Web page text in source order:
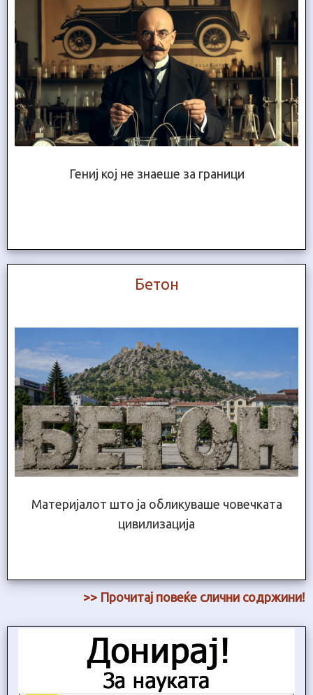
Гениј кој не знаеше за граници
Бетон
Материјалот што ја обликуваше човечката
цивилизација
>> Прочитај повеќе слични содржини!